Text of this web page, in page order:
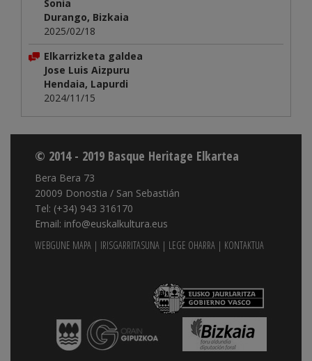
Sonia
Durango, Bizkaia
2025/02/18
Elkarrizketa galdea
Jose Luis Aizpuru
Hendaia, Lapurdi
2024/11/15
© 2014 - 2019 Basque Heritage Elkartea
Bera Bera 73
20009 Donostia / San Sebastián
Tel: (+34) 943 316170
Email: info@euskalkultura.eus
WEBGUNE MAPA | IRISGARRITASUNA | LEGE OHARRA | KONTAKTUA